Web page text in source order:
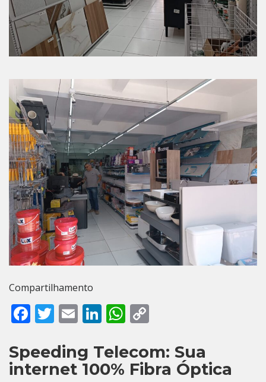
Compartilhamento
Facebook
Twitter
EmailLinkedIn
WhatsApp
Speeding Telecom: Sua
internet 100% Fibra Óptica